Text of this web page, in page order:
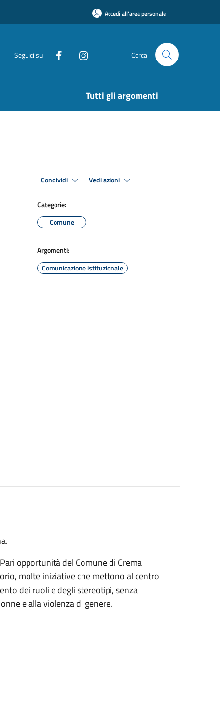
Accedi all'area personale
Seguici su Cerca
Tutti gli argomenti
Condividi Vedi azioni
Categorie:
Comune
Argomenti:
Comunicazione istituzionale
opportunità del Comune di Crema
molte iniziative che mettono al centro
dei ruoli e degli stereotipi, senza
e alla violenza di genere.